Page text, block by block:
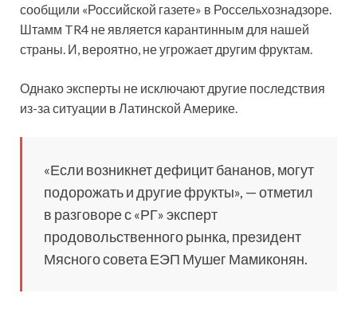
сообщили «Российской газете» в Россельхознадзоре.
Штамм TR4 не является карантинным для нашей
страны. И, вероятно, не угрожает другим фруктам.
Однако эксперты не исключают другие последствия
из-за ситуации в Латинской Америке.
«Если возникнет дефицит бананов, могут
подорожать и другие фрукты», — отметил
в разговоре с «РГ» эксперт
продовольственного рынка, президент
Мясного совета ЕЭП Мушег Мамиконян.